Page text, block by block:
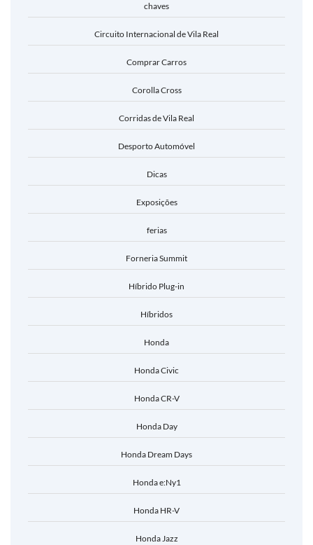
chaves
Circuito Internacional de Vila Real
Comprar Carros
Corolla Cross
Corridas de Vila Real
Desporto Automóvel
Dicas
Exposições
ferias
Forneria Summit
Híbrido Plug-in
Híbridos
Honda
Honda Civic
Honda CR-V
Honda Day
Honda Dream Days
Honda e:Ny1
Honda HR-V
Honda Jazz